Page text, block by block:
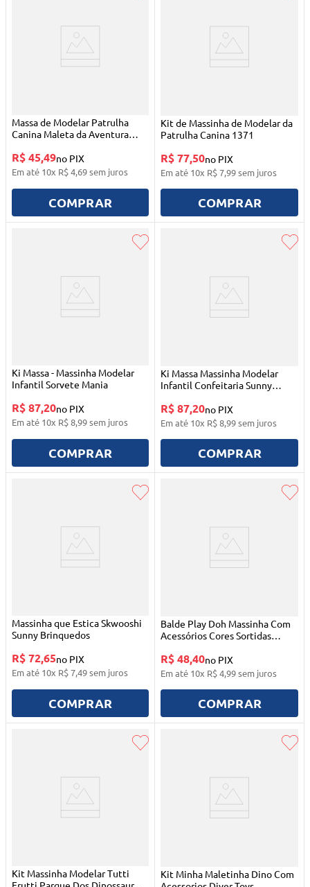
Massa de Modelar Patrulha
Canina Maleta da Aventura
R$ 45,49no PIX
Em até 10x R$4,69sem juros
COMPRAR
Kit de Massinha de Modelar da
Patrulha Canina 1371
R$ 77,50no PIX
Em até 10x R$7,99sem juros
COMPRAR
Ki Massa - Massinha Modelar
Infantil Sorvete Mania
R$ 87,20no PIX
Em até 10x R$8,99sem juros
COMPRAR
Ki Massa Massinha Modelar
Infantil Confeitaria Sunny
R$ 87,20no PIX
Em até 10x R$8,99sem juros
COMPRAR
Massinha que Estica Skwooshi
Sunny Brinquedos
R$ 72,65no PIX
Em até 10x R$7,49sem juros
COMPRAR
Balde Play Doh Massinha Com
Acessórios Cores Sortidas
R$ 48,40no PIX
Em até 10x R$4,99sem juros
COMPRAR
Kit Massinha Modelar Tutti
Kit Minha Maletinha Dino Com